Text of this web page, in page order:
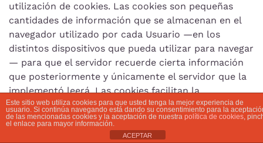
utilización de cookies. Las cookies son pequeñas
cantidades de información que se almacenan en el
navegador utilizado por cada Usuario —en los
distintos dispositivos que pueda utilizar para navegar
— para que el servidor recuerde cierta información
que posteriormente y únicamente el servidor que la
implementó leerá. Las cookies facilitan la
navegación, la hacen más amigable, y no dañan el
dispositivo de navegación.
Este sitio web utiliza cookies para que usted tenga la mejor experiencia de
usuario. Si continúa navegando está dando su consentimiento para la
de las mencionadas cookies y la aceptación de nuestra política de cookies,
el enlace para mayor información.
ACEPTAR